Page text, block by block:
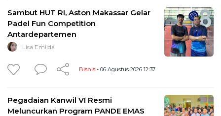
Sambut HUT RI, Aston Makassar Gelar
Padel Fun Competition
Antardepartemen
Lisa Emilda
Bisnis - 06 Agustus 2026 12:37
Pegadaian Kanwil VI Resmi
Meluncurkan Program PANDE EMAS